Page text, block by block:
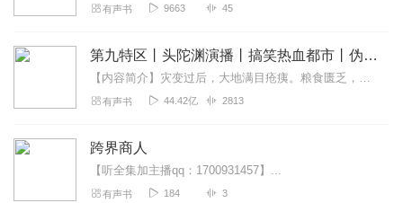
有声书 9663 45
第九特区丨头陀渊演播丨搞笑热血都市丨伪戒丨VIP免费多人有声剧
【内容简介】灾变过后，大地满目疮痍。粮食匮乏，资源紧俏，局势混乱……一位从待规划区杀出来的青年，背对着漫天黄沙，孤身来到九区谋生，却不曾想偶然结识三五好友，一念...
有声书 44.42亿 2813
跨界商人
【听全集加主播qq：1700931457】...
有声书 184 3